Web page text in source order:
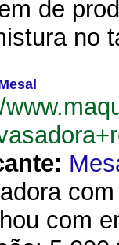
de
no
com